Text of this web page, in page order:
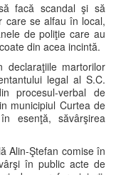
facă scandal şi să
care se alfau în local,
de poliţie care au
din acea incintă.
declaraţiile martorilor
legal al S.C.
procesul-verbal de
municipiul Curtea de
esenţă, săvârşirea
Alin-Ştefan comise în
în public acte de